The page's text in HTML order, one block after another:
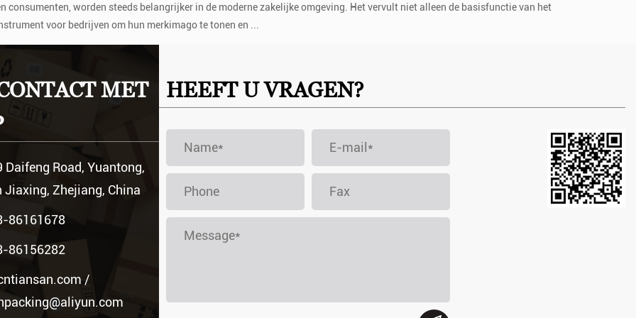
op subtiele wijze hun mer...
voor bedrijven om hun merkimago te tonen en ...
in de vrachtruimte van vliegtuigen
en stabiliteit ervan houden rechtstre...
MET
Daifeng Road, Yuantong,
Jiaxing, Zhejiang, China
86161678
86156282
/
HEEFT U VRAGEN?